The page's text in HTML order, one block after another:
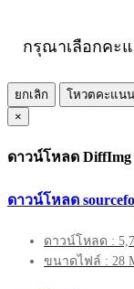
กรุณาเลือกคะ
ยกเลิก
โหวตคะแนน
×
ดาวน์โหลด DiffImg
ดาวน์โหลด
ดาวน์โหลด :
ขนาดไฟล์ : 28